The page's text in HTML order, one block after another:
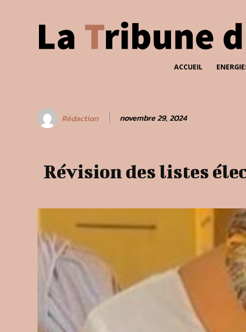
ACCUEIL
Rédaction novembre 29, 2024
Révision des listes